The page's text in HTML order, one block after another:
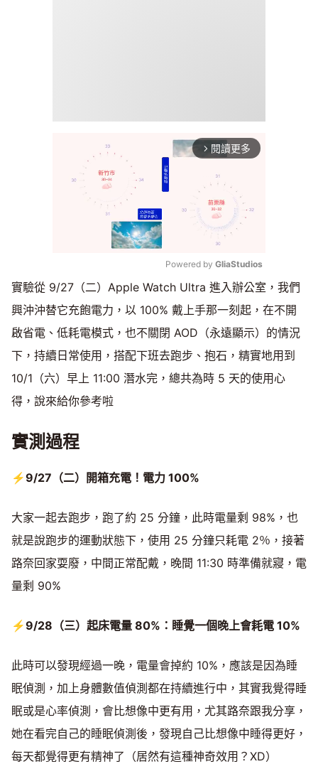
arrow_forward_ios 閱讀更多
Mute
Powered by GliaStudios
實驗從 9/27（二）Apple Watch Ultra 進入辦公室，我們
興沖沖替它充飽電力，以 100% 戴上手那一刻起，在不開
啟省電、低耗電模式，也不關閉 AOD（永遠顯示）的情況
下，持續日常使用，搭配下班去跑步、抱石，精實地用到
10/1（六）早上 11:00 潛水完，總共為時 5 天的使用心
得，說來給你參考啦
實測過程
⚡9/27（二）開箱充電！電力 100%
大家一起去跑步，跑了約 25 分鐘，此時電量剩 98%，也
就是說跑步的運動狀態下，使用 25 分鐘只耗電 2％，接著
路奈回家耍廢，中間正常配戴，晚間 11:30 時準備就寢，電
量剩 90%
⚡9/28（三）起床電量 80%：睡覺一個晚上會耗電 10%
此時可以發現經過一晚，電量會掉約 10%，應該是因為睡
眠偵測，加上身體數值偵測都在持續進行中，其實我覺得睡
眠或是心率偵測，會比想像中更有用，尤其路奈跟我分享，
她在看完自己的睡眠偵測後，發現自己比想像中睡得更好，
每天都覺得更有精神了（居然有這種神奇效用？XD）